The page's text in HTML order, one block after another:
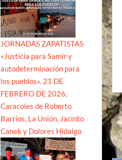
JORNADAS ZAPATISTAS
«Justicia para Samir y
autodeterminación para
los pueblos». 21 DE
FEBRERO DE 2026,
Caracoles de Roberto
Barrios, La Unión, Jacinto
Canek y Dolores Hidalgo